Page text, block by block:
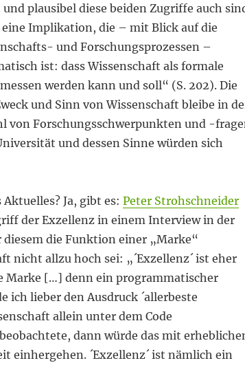
plausibel diese beiden Zugriffe auch
eine Implikation, die – mit Blick auf die
und Forschungsprozessen –
ist: dass Wissenschaft als formale
werden kann und soll“ (S. 202). Die
und Sinn von Wissenschaft bleibe in
von Forschungsschwerpunkten und -
und dessen Sinne würden sich
Ja, gibt es: Peter Strohschneider
der Exzellenz in einem Interview in der
diesem die Funktion einer „Marke“
nicht allzu hoch sei: „´Exzellenz´ ist eher
Marke […] denn ein programmatischer
ich lieber den Ausdruck ´allerbeste
allein unter dem Code
dann würde das mit
einhergehen. ´Exzellenz´ ist nämlich ein